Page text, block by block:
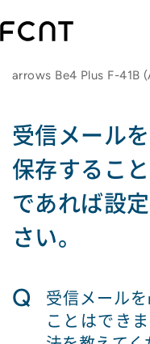
arrows Be4 Plus F-41B
受信メール
保存するこ
であれば設
さい。
Q
受信メール
ことはでき